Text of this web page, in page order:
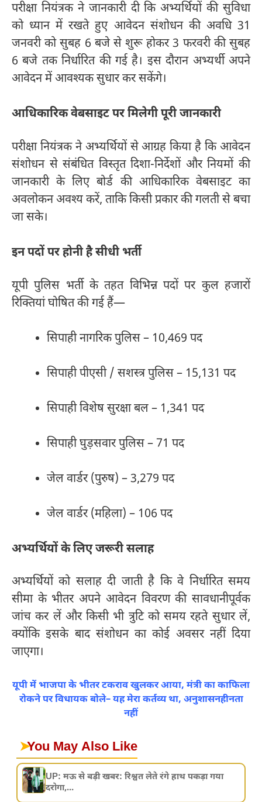
परीक्षा नियंत्रक ने जानकारी दी कि अभ्यर्थियों की सुविधा
को ध्यान में रखते हुए आवेदन संशोधन की अवधि 31
जनवरी को सुबह 6 बजे से शुरू होकर 3 फरवरी की सुबह
6 बजे तक निर्धारित की गई है। इस दौरान अभ्यर्थी अपने
आवेदन में आवश्यक सुधार कर सकेंगे।
आधिकारिक वेबसाइट पर मिलेगी पूरी जानकारी
परीक्षा नियंत्रक ने अभ्यर्थियों से आग्रह किया है कि आवेदन
संशोधन से संबंधित विस्तृत दिशा-निर्देशों और नियमों की
जानकारी के लिए बोर्ड की आधिकारिक वेबसाइट का
अवलोकन अवश्य करें, ताकि किसी प्रकार की गलती से बचा
जा सके।
इन पदों पर होनी है सीधी भर्ती
यूपी पुलिस भर्ती के तहत विभिन्न पदों पर कुल हजारों
रिक्तियां घोषित की गई हैं—
सिपाही नागरिक पुलिस – 10,469 पद
सिपाही पीएसी / सशस्त्र पुलिस – 15,131 पद
सिपाही विशेष सुरक्षा बल – 1,341 पद
सिपाही घुड़सवार पुलिस – 71 पद
जेल वार्डर (पुरुष) – 3,279 पद
जेल वार्डर (महिला) – 106 पद
अभ्यर्थियों के लिए जरूरी सलाह
अभ्यर्थियों को सलाह दी जाती है कि वे निर्धारित समय
सीमा के भीतर अपने आवेदन विवरण की सावधानीपूर्वक
जांच कर लें और किसी भी त्रुटि को समय रहते सुधार लें,
क्योंकि इसके बाद संशोधन का कोई अवसर नहीं दिया
जाएगा।
यूपी में भाजपा के भीतर टकराव खुलकर आया, मंत्री का काफिला
रोकने पर विधायक बोले– यह मेरा कर्तव्य था, अनुशासनहीनता
नहीं
➤You May Also Like
UP: मऊ से बड़ी खबर: रिश्वत लेते रंगे हाथ पकड़ा गया
दरोगा,...